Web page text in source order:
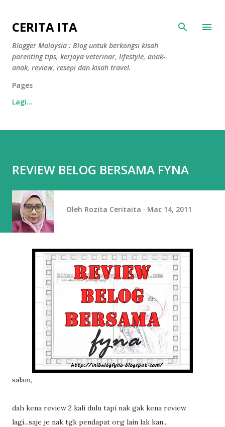
CERITA ITA
Blogger Malaysia : Blog untuk berkongsi kisah
parenting tips, kerjaya veterinar, lifestyle, anak-
anak, review, resepi dan kisah travel.
Pages
Lagi…
REVIEW BELOG BERSAMA FYNA
Oleh Rozita Ceritaita Mac 14, 2011
salam,
dah kena review 2 kali dulu tapi nak gak kena review
lagi...saje je nak tgk pendapat org lain lak kan...